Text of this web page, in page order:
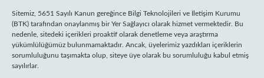
Sitemiz, 5651 Sayılı Kanun gereğince Bilgi Teknolojileri ve İletişim Kurumu
(BTK) tarafından onaylanmış bir Yer Sağlayıcı olarak hizmet vermektedir. Bu
nedenle, sitedeki içerikleri proaktif olarak denetleme veya araştırma
yükümlülüğümüz bulunmamaktadır. Ancak, üyelerimiz yazdıkları içeriklerin
sorumluluğunu taşımakta olup, siteye üye olarak bu sorumluluğu kabul etmiş
sayılırlar.